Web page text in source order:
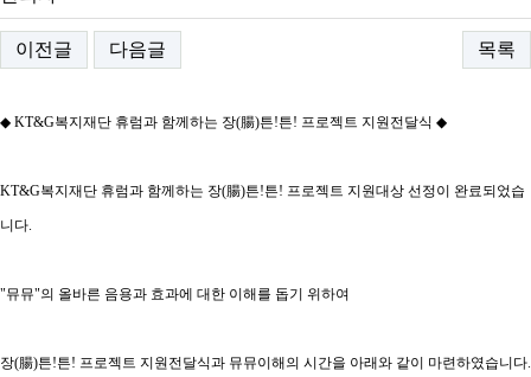
이전글 다음글 목록
◆ KT&G복지재단 휴럼과 함께하는 장(腸)튼!튼! 프로젝트 지원전달식 ◆
KT&G복지재단 휴럼과 함께하는 장(腸)튼!튼! 프로젝트 지원대상 선정이 완료되었습
니다.
"뮤뮤"의 올바른 음용과 효과에 대한 이해를 돕기 위하여
장(腸)튼!튼! 프로젝트 지원전달식과 뮤뮤이해의 시간을 아래와 같이 마련하였습니다.